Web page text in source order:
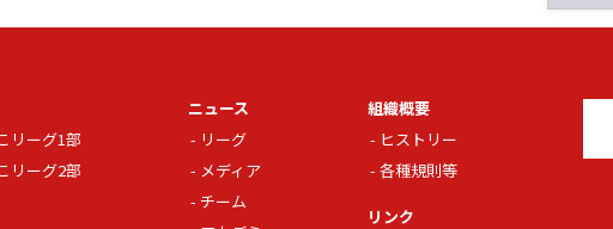
リーグ1部
リーグ2部
ニュース
リーグ
メディア
チーム
組織概要
ヒストリー
各種規則等
リンク